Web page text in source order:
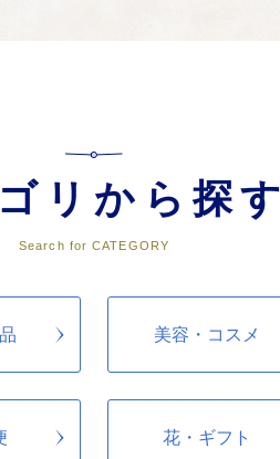
リから探す
Search for CATEGORY
美容・コスメ
花・ギフト